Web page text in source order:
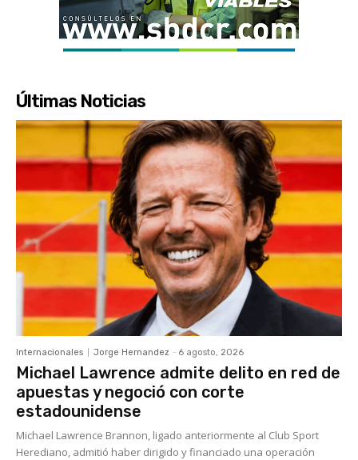
Últimas Noticias
Internacionales Jorge Hernandez - 6 agosto, 2026
Michael Lawrence admite delito en red de
apuestas y negoció con corte
estadounidense
Michael Lawrence Brannon, ligado anteriormente al Club Sport
Herediano, admitió haber dirigido y financiado una operación